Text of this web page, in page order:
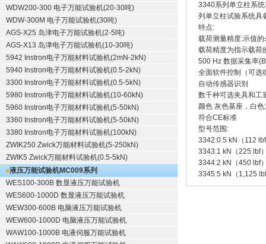
WDW200-300 电子万能试验机(20-30吨)
WDW-300M 电子万能试验机(30吨)
AGS-X25 岛津电子万能试验机(2-5吨)
AGS-X13 岛津电子万能试验机(10-30吨)
5942 Instron电子万能材料试验机(2mN-2kN)
5940 Instron电子万能材料试验机(0.5-2kN)
3300 Instron电子万能材料试验机(0.5-5kN)
5980 Instron电子万能材料试验机(10-60kN)
5960 Instron电子万能材料试验机(5-50kN)
3360 Instron电子万能材料试验机(5-50kN)
3380 Instron电子万能材料试验机(100kN)
ZWIK250 Zwick万能材料试验机(5-250kN)
ZWIK5 Zwick万能材料试验机(0.5-5kN)
液压万能试验机MC009系列
WES100-300B 数显液压万能试验机
WES600-1000D 数显液压万能试验机
WEW300-600B 电脑液压万能试验机
WEW600-1000D 电脑液压万能试验机
WAW100-1000B 电液伺服万能试验机
3340系列单立柱系
列单立柱试验系统具
特点:
载荷测量精度:示值
载荷精度为指示载荷
500 Hz 数据采集率
全面软件控制（可选
自动传感器识别
数千种可选夹具和工
颜色 灰色基座，白色
符合CE标准
型号范围:
3342:0.5 kN（112
3343:1 kN（225 lbf
3344:2 kN（450 lbf
3345:5 kN（1,125